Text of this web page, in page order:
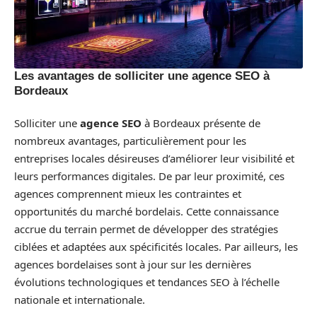
Les avantages de solliciter une agence SEO à
Bordeaux
Solliciter une agence SEO à Bordeaux présente de
nombreux avantages, particulièrement pour les
entreprises locales désireuses d’améliorer leur visibilité et
leurs performances digitales. De par leur proximité, ces
agences comprennent mieux les contraintes et
opportunités du marché bordelais. Cette connaissance
accrue du terrain permet de développer des stratégies
ciblées et adaptées aux spécificités locales. Par ailleurs, les
agences bordelaises sont à jour sur les dernières
évolutions technologiques et tendances SEO à l’échelle
nationale et internationale.